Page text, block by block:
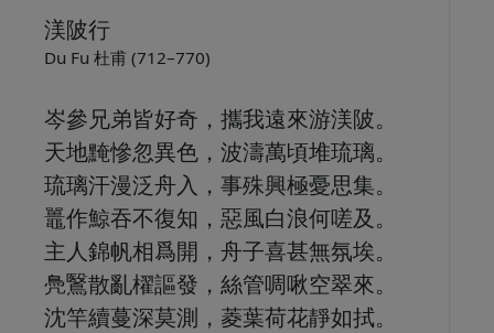
渼陂行
Du Fu 杜甫 (712–770)
岑參兄弟皆好奇，攜我遠來游渼陂。
天地黤慘忽異色，波濤萬頃堆琉璃。
琉璃汗漫泛舟入，事殊興極憂思集。
鼉作鯨吞不復知，惡風白浪何嗟及。
主人錦帆相爲開，舟子喜甚無氛埃。
鳧鷖散亂櫂謳發，絲管啁啾空翠來。
沈竿續蔓深莫測，菱葉荷花靜如拭。